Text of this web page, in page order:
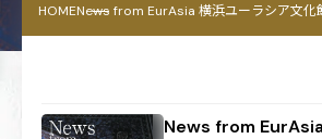
HOMENews from EurAsia 横浜ユーラシア文化
News from